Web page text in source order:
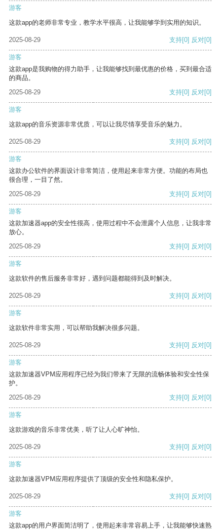
游客
这款app的老师非常专业，教学水平很高，让我能够学到实用的知识。
2025-08-29 支持[0] 反对[0]
游客
这款app是我购物的得力助手，让我能够找到最优惠的价格，买到最合适
的商品。
2025-08-29
支持[0] 反对[0]
游客
这款app的音乐资源非常优质，可以让我尽情享受音乐的魅力。
2025-08-29 支持[0] 反对[0]
游客
这款办公软件的界面设计非常简洁，使用起来非常方便。功能的布局也
很合理，一目了然。
2025-08-29
支持[0] 反对[0]
游客
这款加速器app的安全性很高，使用过程中不会泄露个人信息，让我非常
放心。
2025-08-29
支持[0] 反对[0]
游客
这款软件的售后服务非常好，遇到问题都能得到及时解决。
2025-08-29 支持[0] 反对[0]
游客
这款软件非常实用，可以帮助我解决很多问题。
2025-08-29 支持[0] 反对[0]
游客
这款加速器VPM应用程序已经为我们带来了无限的流畅体验和安全性保
护。
2025-08-29
支持[0] 反对[0]
游客
这款游戏的音乐非常优美，听了让人心旷神怡。
2025-08-29 支持[0] 反对[0]
游客
这款加速器VPM应用程序提供了顶级的安全性和隐私保护。
2025-08-29 支持[0] 反对[0]
游客
这款app的用户界面简洁明了，使用起来非常容易上手，让我能够快速熟